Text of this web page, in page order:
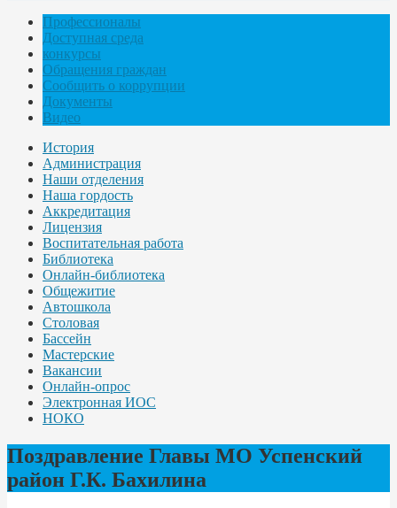
Профессионалы
Доступная среда
конкурсы
Обращения граждан
Сообщить о коррупции
Документы
Видео
История
Администрация
Наши отделения
Наша гордость
Аккредитация
Лицензия
Воспитательная работа
Библиотека
Онлайн-библиотека
Общежитие
Автошкола
Столовая
Бассейн
Мастерские
Вакансии
Онлайн-опрос
Электронная ИОС
НОКО
Поздравление Главы МО Успенский
район Г.К. Бахилина